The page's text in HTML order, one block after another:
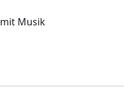
Musik